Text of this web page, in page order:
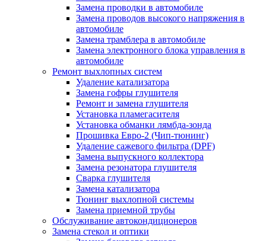
Замена проводки в автомобиле
Замена проводов высокого напряжения в
автомобиле
Замена трамблера в автомобиле
Замена электронного блока управления в
автомобиле
Ремонт выхлопных систем
Удаление катализатора
Замена гофры глушителя
Ремонт и замена глушителя
Установка пламегасителя
Установка обманки лямбда-зонда
Прошивка Евро-2 (Чип-тюнинг)
Удаление сажевого фильтра (DPF)
Замена выпускного коллектора
Замена резонатора глушителя
Сварка глушителя
Замена катализатора
Тюнинг выхлопной системы
Замена приемной трубы
Обслуживание автокондиционеров
Замена стекол и оптики